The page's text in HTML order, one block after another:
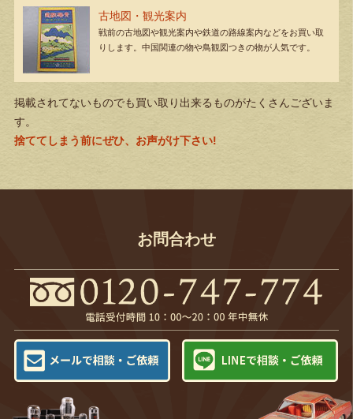
古地図・観光案内
戦前の古地図や観光案内や鉄道の路線案内などをお買い取
りします。中国関連の物や鳥観図つきの物が人気です。
掲載されてないものでも買い取り出来るものがたくさんございま
す。
捨ててしまう前にぜひ、お声がけ下さい!
お問合わせ